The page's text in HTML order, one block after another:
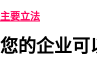
主要立法
您的企业